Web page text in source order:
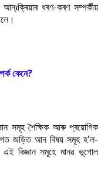
ধৰণ-কৰণ সম্পৰ্কীয়
কেনে?
সমূহ শৈক্ষিক আৰু প্ৰয়োগিক
জড়িত আন বিষয় সমূহ হ'ল-
এই বিজ্ঞান সমূহে মানৱ ভূগোল